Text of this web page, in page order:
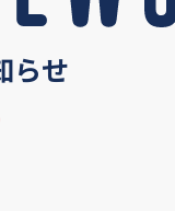
らせ